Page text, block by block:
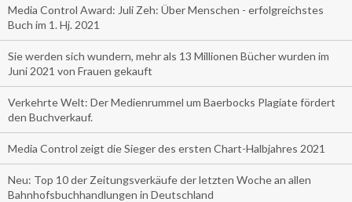
Media Control Award: Juli Zeh: Über Menschen - erfolgreichstes
Buch im 1. Hj. 2021
Sie werden sich wundern, mehr als 13 Millionen Bücher wurden im
Juni 2021 von Frauen gekauft
Verkehrte Welt: Der Medienrummel um Baerbocks Plagiate fördert
den Buchverkauf.
Media Control zeigt die Sieger des ersten Chart-Halbjahres 2021
Neu: Top 10 der Zeitungsverkäufe der letzten Woche an allen
Bahnhofsbuchhandlungen in Deutschland